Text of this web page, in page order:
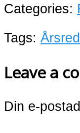
Categories:
Tags:
Leave a
Din e-